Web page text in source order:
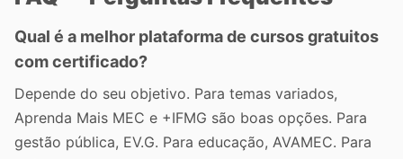
Qual é a melhor plataforma de cursos gratuitos
com certificado?
Depende do seu objetivo. Para temas variados,
Aprenda Mais MEC e +IFMG são boas opções. Para
gestão pública, EV.G. Para educação, AVAMEC. Para